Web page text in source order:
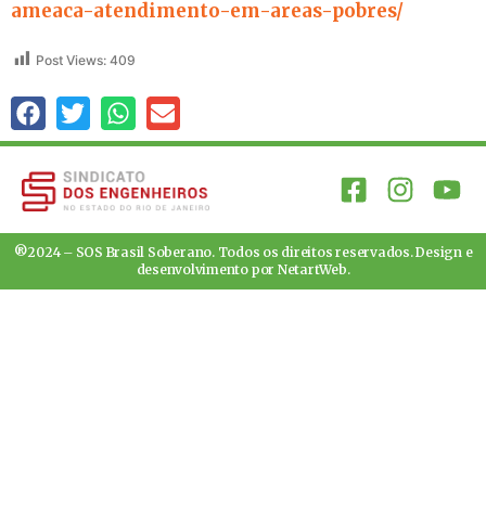
ameaca-atendimento-em-areas-pobres/
Post Views: 409
®2024 – SOS Brasil Soberano. Todos os direitos reservados. Design e
desenvolvimento por NetartWeb.